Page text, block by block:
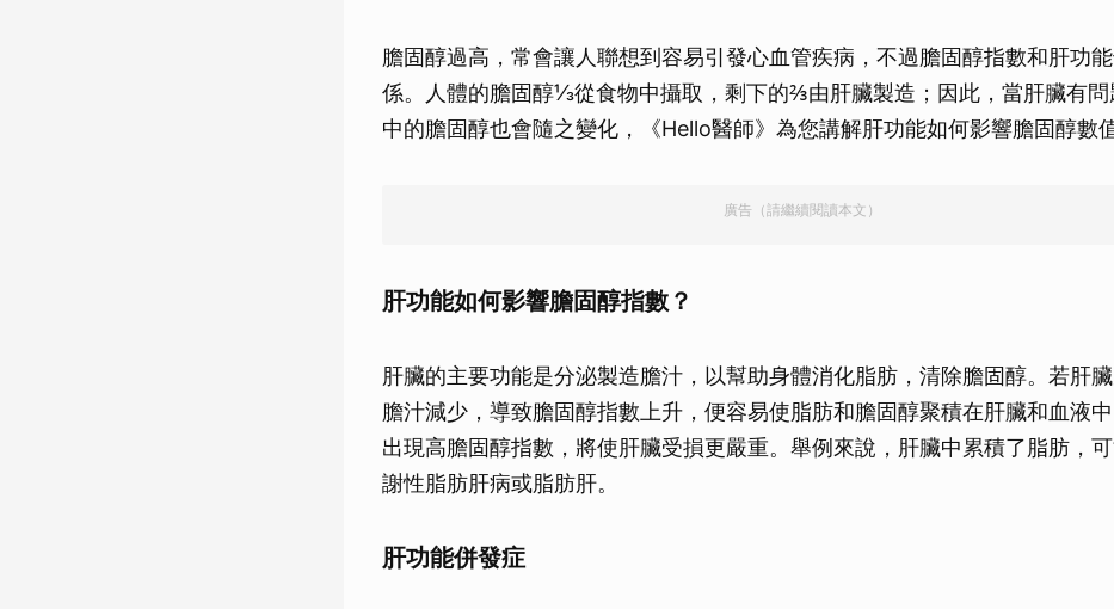
膽固醇過高，常會讓人聯想到容易引發心血管疾病，不過膽固醇指數和肝功
係。人體的膽固醇⅓從食物中攝取，剩下的⅔由肝臟製造；因此，當肝臟有問
中的膽固醇也會隨之變化，《Hello醫師》為您講解肝功能如何影響膽固醇數值
廣告（請繼續閱讀本文）
肝功能如何影響膽固醇指數？
肝臟的主要功能是分泌製造膽汁，以幫助身體消化脂肪，清除膽固醇。若肝
膽汁減少，導致膽固醇指數上升，便容易使脂肪和膽固醇聚積在肝臟和血液
出現高膽固醇指數，將使肝臟受損更嚴重。舉例來說，肝臟中累積了脂肪，
謝性脂肪肝病或脂肪肝。
肝功能併發症